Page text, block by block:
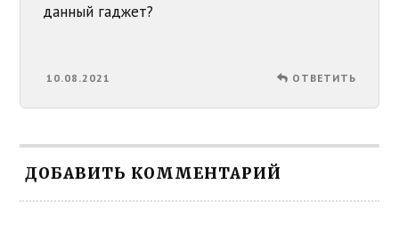
данный гаджет?
10.08.2021 ОТВЕТИТЬ
ДОБАВИТЬ КОММЕНТАРИЙ